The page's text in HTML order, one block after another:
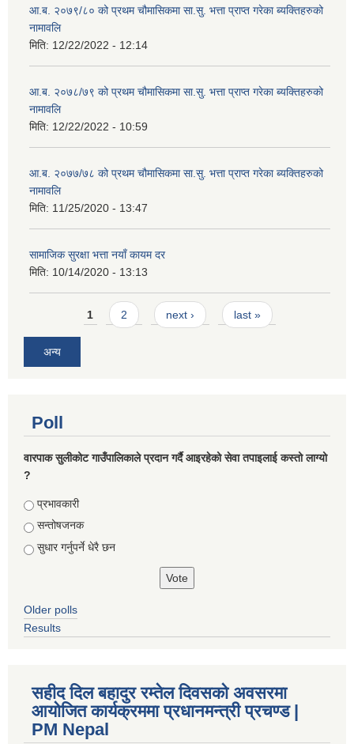
आ.ब. २०७९/८० को प्रथम चौमासिकमा सा.सु. भत्ता प्राप्त गरेका ब्यक्तिहरुको
नामावलि
मिति: 12/22/2022 - 12:14
आ.ब. २०७८/७९ को प्रथम चौमासिकमा सा.सु. भत्ता प्राप्त गरेका ब्यक्तिहरुको
नामावलि
मिति: 12/22/2022 - 10:59
आ.ब. २०७७/७८ को प्रथम चौमासिकमा सा.सु. भत्ता प्राप्त गरेका ब्यक्तिहरुको
नामावलि
मिति: 11/25/2020 - 13:47
सामाजिक सुरक्षा भत्ता नयाँ कायम दर
मिति: 10/14/2020 - 13:13
Pages1 2 next › last »
अन्य
Poll
वारपाक सुलीकोट गाउँपालिकाले प्रदान गर्दै आइरहेको सेवा तपाइलाई कस्तो लाग्यो
?
Choices
प्रभावकारी
सन्तोषजनक
सुधार गर्नुपर्ने धेरै छन
Older polls
Results
सहीद दिल बहादुर रम्तेल दिवसको अवसरमा
आयोजित कार्यक्रममा प्रधानमन्त्री प्रचण्ड |
PM Nepal